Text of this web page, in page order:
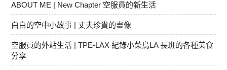
ABOUT ME | New Chapter 空服員的新生活
白白的空中小故事 | 丈夫珍貴的畫像
空服員的外站生活 | TPE-LAX 紀錄小菜鳥LA 長班的各種美食
分享